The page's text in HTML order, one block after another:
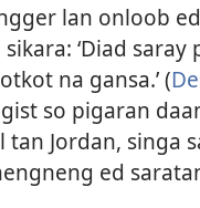
lan onloob
sikara: ‘Diad
na gansa.’ (
so pigaran
tan Jordan, singa
ed